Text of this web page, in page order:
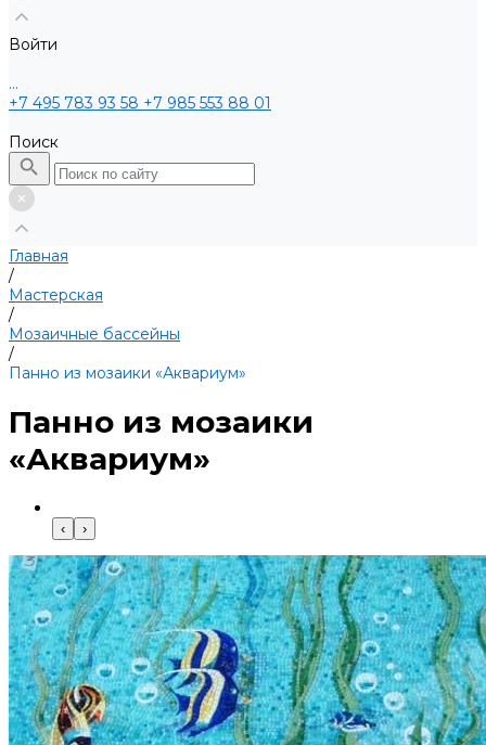
Войти
...
+7 495 783 93 58 +7 985 553 88 01
Поиск
Главная
/
Мастерская
/
Мозаичные бассейны
/
Панно из мозаики «Аквариум»
Панно из мозаики
«Аквариум»
‹ ›